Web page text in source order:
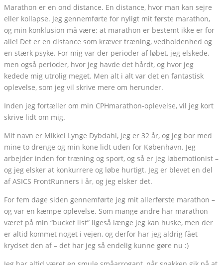
Marathon er en ond distance. En distance, hvor man kan sejre
eller kollapse. Jeg gennemførte for nyligt mit første marathon,
og min konklusion må være; at marathon er bestemt ikke er for
alle! Det er en distance som kræver træning, vedholdenhed og
en stærk psyke. For mig var der perioder af løbet, jeg elskede,
men også perioder, hvor jeg havde det hårdt, og hvor jeg
kedede mig utrolig meget. Men alt i alt var det en fantastisk
oplevelse, som jeg vil skrive mere om herunder.
Inden jeg fortæller om min CPHmarathon-oplevelse, vil jeg kort
skrive lidt om mig.
Mit navn er Mikkel Lynge Dybdahl, jeg er 32 år, og jeg bor med
mine to drenge og min kone lidt uden for København. Jeg
arbejder inden for træning og sport, og så er jeg løbemotionist –
og jeg elsker at konkurrere og løbe hurtigt. Jeg er blevet en del
af ASICS FrontRunners i år, og jeg elsker det.
For fem dage siden gennemførte jeg mit allerførste marathon –
og var en kæmpe oplevelse. Som mange andre har marathon
været på min “bucket list” ligeså længe jeg kan huske, men der
er altid kommet noget i vejen, og derfor har jeg aldrig fået
krydset den af – det har jeg så endelig kunne gøre nu :)